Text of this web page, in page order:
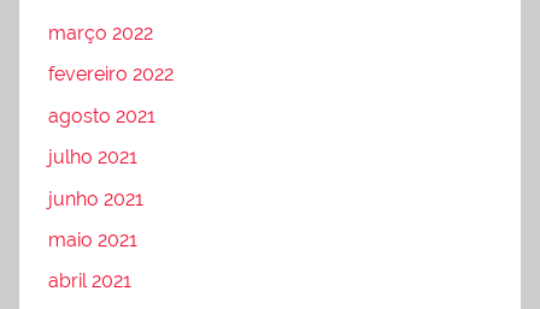
março 2022
fevereiro 2022
agosto 2021
julho 2021
junho 2021
maio 2021
abril 2021